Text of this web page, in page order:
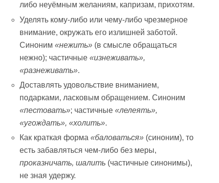
либо неуёмным желаниям, капризам, прихотям.
Уделять кому-либо или чему-либо чрезмерное
внимание, окружать его излишней заботой.
Синоним«нежить» (в смысле обращаться
нежно); частичные«изнеживать»,
«разнеживать».
Доставлять удовольствие вниманием,
подарками, ласковым обращением. Синоним
«пестовать»; частичные«лелеять»,
«угождать», «холить».
Как краткая форма«баловаться» (синоним), то
есть забавляться чем-либо без меры,
проказничать, шалить (частичные синонимы),
не зная удержу.